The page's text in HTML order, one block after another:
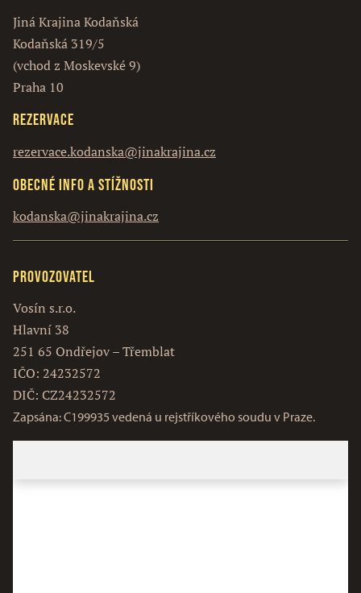
Jiná Krajina Kodaňská
Kodaňská 319/5
(vchod z Moskevské 9)
Praha 10
Rezervace
rezervace.kodanska@jinakrajina.cz
Obecné info a stížnosti
kodanska@jinakrajina.cz
Provozovatel
Vosín s.r.o.
Hlavní 38
251 65 Ondřejov – Třemblat
IČO: 24232572
DIČ: CZ24232572
Zapsána: C199935 vedená u rejstříkového soudu v Praze.